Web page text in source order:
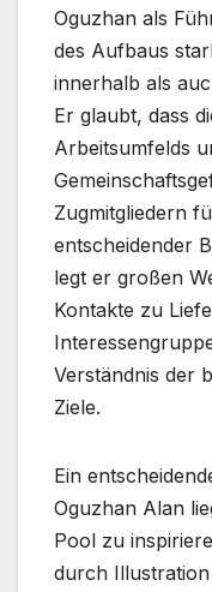
Oguzhan als
des Aufbaus
innerhalb als
Er glaubt, dass
Arbeitsumfelds
Zugmitgliedern
entscheidender
legt er großen
Kontakte zu
Verständnis der
Ziele.
Ein
Oguzhan Alan
Pool zu
durch